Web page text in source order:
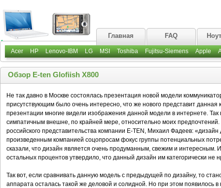
Главная FAQ
Acer HP Lenovo-IBM LG MSI Toshiba Fujitsu-Siemens Apple
Обзор E-ten Glofiish X800
Не так давно в Москве состоялась презентация новой модели
присутствующим было очень интересно, что же нового представит
презентации многие видели изображения данной модели в интернете. Так
симпатичным внешне, по крайней мере, относительно моих
российского представительства компании E-TEN, Михаил Фадеев:
произведенным компанией соцопросам фокус группы потенциальных
сказали, что дизайн является очень продуманным, свежим и интересным.
остальных процентов утвердило, что данный дизайн им категорически не
Так вот, если сравнивать данную модель с предыдущей по дизайну, то
аппарата осталась такой же деловой и солидной. Но при этом появилось в